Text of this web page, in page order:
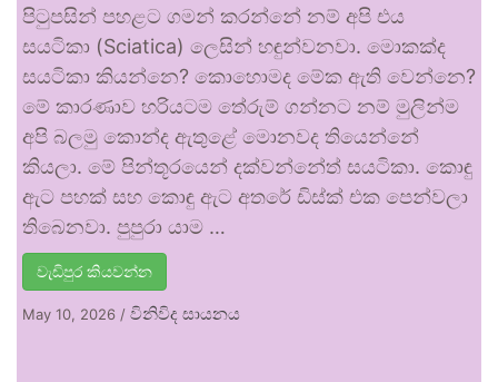
පිටුපසින් පහළට ගමන් කරන්නේ නම් අපි එය
සයටිකා (Sciatica) ලෙසින් හඳුන්වනවා. මොකක්ද
සයටිකා කියන්නෙ? කොහොමද මේක ඇති වෙන්නෙ?
මේ කාරණාව හරියටම තේරුම් ගන්නට නම් මුලින්ම
අපි බලමු කොන්ද ඇතුළේ මොනවද තියෙන්නේ
කියලා. මේ පින්තූරයෙන් දක්වන්නේත් සයටිකා. කොඳු
ඇට පහක් සහ කොඳු ඇට අතරේ ඩිස්ක් එක පෙන්වලා
තිබෙනවා. පුපුරා යාම …
වැඩිපුර කියවන්න
May 10, 2026 / විනිවිද සායනය